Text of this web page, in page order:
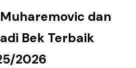
dan
Bek Terbaik
2026